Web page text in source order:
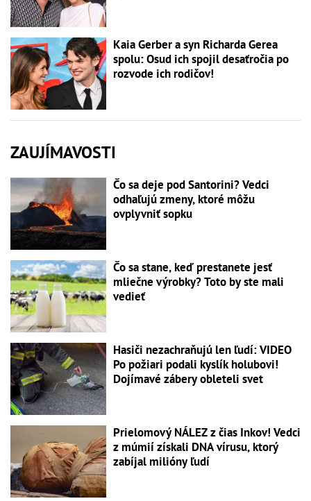
Kaia Gerber a syn Richarda Gerea
spolu: Osud ich spojil desaťročia po
rozvode ich rodičov!
ZAUJÍMAVOSTI
Čo sa deje pod Santorini? Vedci
odhaľujú zmeny, ktoré môžu
ovplyvniť sopku
Čo sa stane, keď prestanete jesť
mliečne výrobky? Toto by ste mali
vedieť
Hasiči nezachraňujú len ľudí: VIDEO
Po požiari podali kyslík holubovi!
Dojímavé zábery obleteli svet
Prielomový NÁLEZ z čias Inkov! Vedci
z múmií získali DNA vírusu, ktorý
zabíjal milióny ľudí